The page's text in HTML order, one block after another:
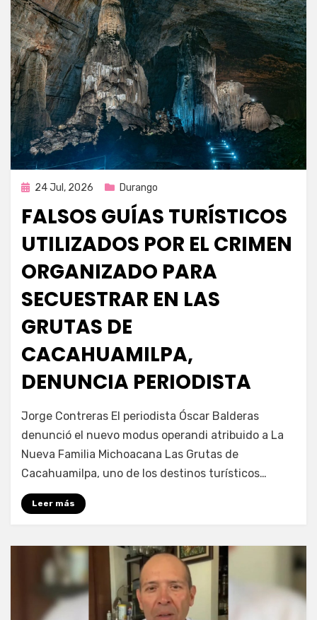
Publicada
24 Jul, 2026 Durango
FALSOS GUÍAS TURÍSTICOS
UTILIZADOS POR EL CRIMEN
ORGANIZADO PARA
SECUESTRAR EN LAS
GRUTAS DE
CACAHUAMILPA,
DENUNCIA PERIODISTA
Fernando Miranda Servín
Jorge Contreras El periodista Óscar Balderas
denunció el nuevo modus operandi atribuido a La
Nueva Familia Michoacana Las Grutas de
Cacahuamilpa, uno de los destinos turísticos…
Leer más